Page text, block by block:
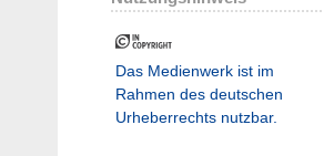
Das Medienwerk ist im
Rahmen des deutschen
Urheberrechts nutzbar.